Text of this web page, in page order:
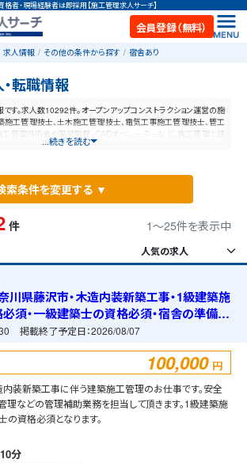
者・現場経験者は即採用【施工管理求人サーチ】
会員登録（無料）
求人情報 その他の条件から探す 宿舎あり
転職情報
す。求人数10292件。オープンアップコンストラクション運営の施
施工管理技士、土木施工管理技士、電気工事施工管理技士、管工
管理技術者や現場監督、CADオペレーターなど、施工管理と建
模の求人ポータルサイトです。【毎日更新】業界最高水準の給与
...続きを読む
索条件を変更する ▼
件 1〜25件を表示中
川県藤沢市・木造内装新築工事・1級建築施
須・一級建築士の資格必須・宿舎の準備可
掲載終了予定日：2026/08/07
100,000 円
装新築工事に伴う建築施工管理のお仕事です。安全
理などの管理補助業務を担当して頂きます。1級建築施
の資格必須となります。
分